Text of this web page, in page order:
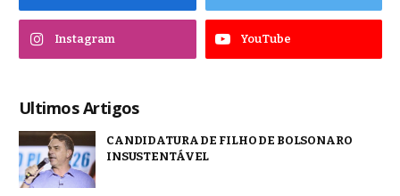
Instagram YouTube
Ultimos Artigos
CANDIDATURA DE FILHO DE BOLSONARO
INSUSTENTÁVEL